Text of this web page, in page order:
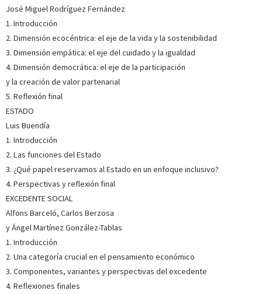
Doctor en Ecología e investigador en el área ecosocial de
FUHEM. Sus líneas de investigación se centran en las
relaciones entre el ser humano y la naturaleza desde la
ecología de sistemas y la economía ecológica, con especial
interés en el metabolismo social y de los ecosistemas....
SOBRE ÁNGEL MARTÍNEZ GONZÁLEZ-TABLAS (ESCRITOR)
Ha sido catedrático de Economía Aplicada de la Universidad
Complutense de Madrid, en la que ha coordinado el
Programa de Doctorado de Economía Internacional y
Desarrollo entre 1988 y 2003, asesor del PNUD en Nicaragua,
ha dirigido la Fundación General de la UCM entre 2007 y
2010,... Ver más sobre el autor
(Gijón, 1942) es doctor en Ciencias Económicas y pertenece
al Cuerpo Superior de Estadísticos del Estado. Cuenta con
José Miguel Rodríguez Fernández
1. Introducción
2. Dimensión ecocéntrica: el eje de la vida y la sostenibilidad
3. Dimensión empática: el eje del cuidado y la igualdad
4. Dimensión democrática: el eje de la participación
y la creación de valor partenarial
5. Reflexión final
ESTADO
Luis Buendía
1. Introducción
2. Las funciones del Estado
3. ¿Qué papel reservamos al Estado en un enfoque inclusivo?
4. Perspectivas y reflexión final
EXCEDENTE SOCIAL
Alfons Barceló, Carlos Berzosa
y Ángel Martínez González-Tablas
1. Introducción
2. Una categoría crucial en el pensamiento económico
3. Componentes, variantes y perspectivas del excedente
4. Reflexiones finales